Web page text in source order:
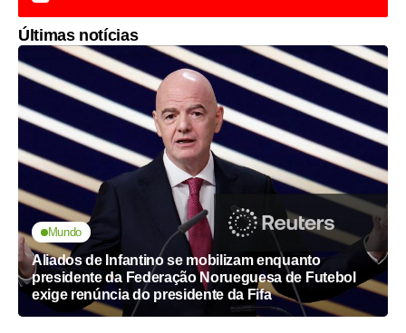
Últimas notícias
Mundo
Aliados de Infantino se mobilizam enquanto
presidente da Federação Norueguesa de Futebol
exige renúncia do presidente da Fifa